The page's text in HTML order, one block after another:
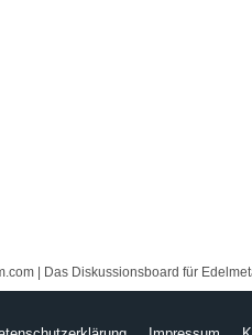
| Das Diskussionsboard für